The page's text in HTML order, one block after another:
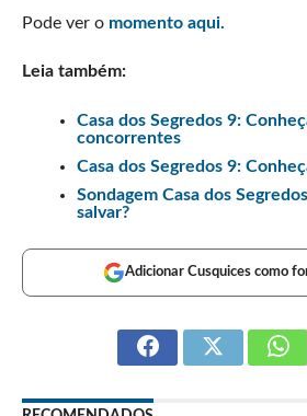
Pode ver o momento aqui.
Leia também:
Casa dos Segredos 9:
concorrentes
Casa dos Segredos 9:
Sondagem Casa dos
salvar?
Adicionar Cusquices como